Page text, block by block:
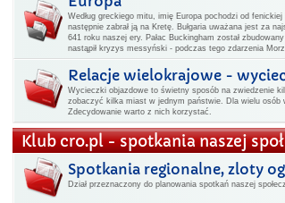
Według greckiego mitu, imię Europa pochodzi od
następnie zabrał ją na Kretę. Bułgaria uważana jest za
641 roku naszej ery. Pałac Buckingham został
nastąpił kryzys messyński - podczas tego zdarzenia
Relacje wielokrajowe -
Wycieczki objazdowe to świetny sposób na zwiedzenie
zobaczyć kilka miast w jednym państwie. Dla wielu
Zdecydowanie warto z nich korzystać.
Klub cro.pl - spotkania naszej
Spotkania regionalne, zloty
Dział przeznaczony do planowania spotkań naszej